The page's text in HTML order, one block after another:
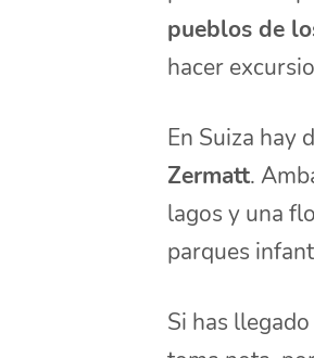
pueblos de
hacer
En Suiza hay
Zermatt.
lagos y una
parques
Si has